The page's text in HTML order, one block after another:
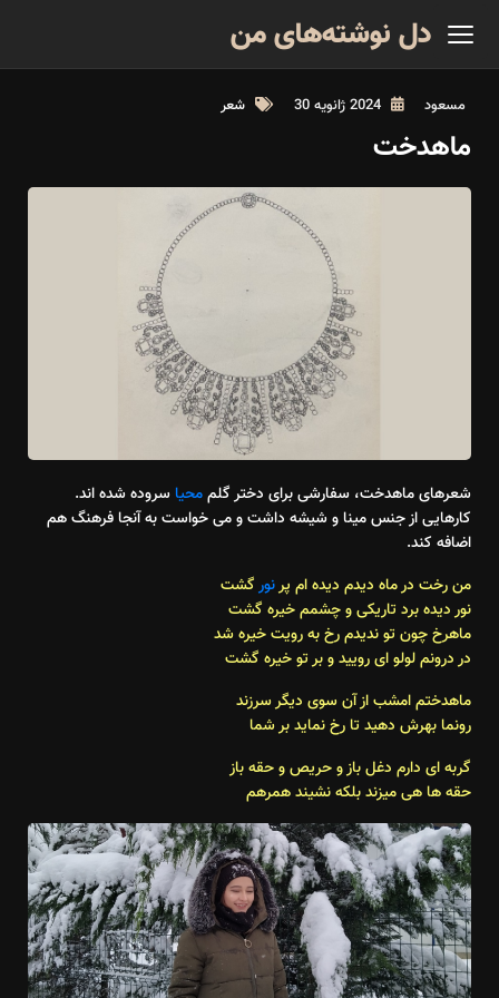
دل نوشته‌های من
مسعود شعر
ماهدخت
شعرهای ماهدخت، سفارشی برای دختر گلممحیاسروده شده اند.
کارهایی از جنس مینا و شیشه داشت و می خواست به آنجا فرهنگ هم
اضافه کند.
من رخت در ماه دیدم دیده ام پرنورگشت
نور دیده برد تاریکی و چشمم خیره گشت
ماهرخ چون تو ندیدم رخ به رویت خیره شد
در درونم لولو ای رویید و بر تو خیره گشت
ماهدختم امشب از آن سوی دیگر سرزند
رونما بهرش دهید تا رخ نماید بر شما
گربه ای دارم دغل باز و حریص و حقه باز
حقه ها هی میزند بلکه نشیند همرهم